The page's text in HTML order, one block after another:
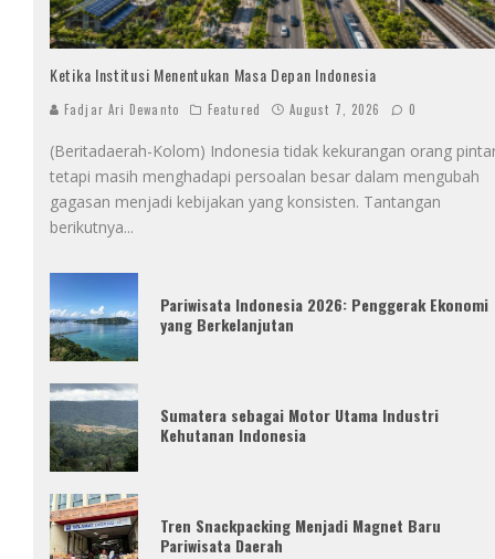
Ketika Institusi Menentukan Masa Depan Indonesia
Fadjar Ari Dewanto Featured August 7, 2026 0
(Beritadaerah-Kolom) Indonesia tidak kekurangan orang
tetapi masih menghadapi persoalan besar dalam mengubah
gagasan menjadi kebijakan yang konsisten. Tantangan
berikutnya...
Pariwisata Indonesia 2026: Penggerak Ekonomi
yang Berkelanjutan
Sumatera sebagai Motor Utama Industri
Kehutanan Indonesia
Tren Snackpacking Menjadi Magnet Baru
Pariwisata Daerah